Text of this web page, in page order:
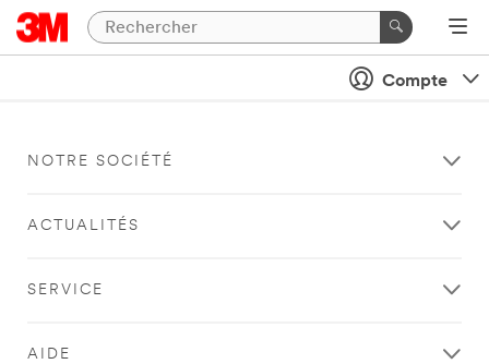
Compte
NOTRE SOCIÉTÉ
ACTUALITÉS
SERVICE
AIDE